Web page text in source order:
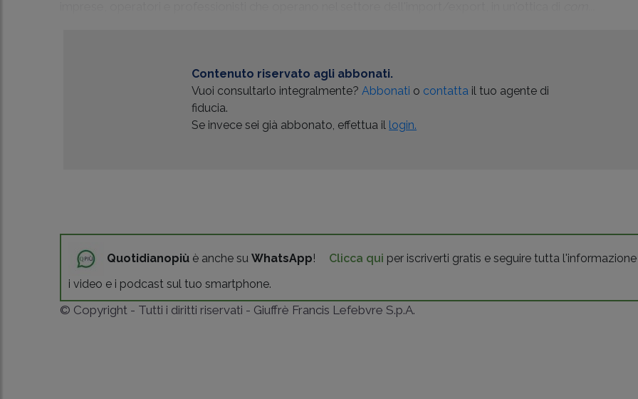
Contenuto riservato agli abbonati.
Vuoi consultarlo integralmente?Abbonati o contatta il tuo agente di
fiducia.
Se invece sei già abbonato, effettua il login.
Quotidianopiù è anche suWhatsApp! Clicca qui per iscriverti gratis e seguire tutta l'informazione
i video e i podcast sul tuo smartphone.
© Copyright - Tutti i diritti riservati - Giuffrè Francis Lefebvre S.p.A.